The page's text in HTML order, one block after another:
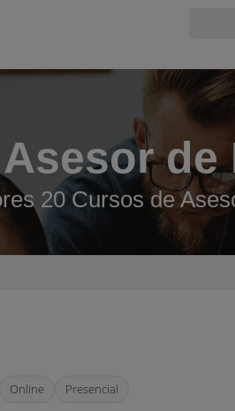
de
20 Cursos de
Online Presencial